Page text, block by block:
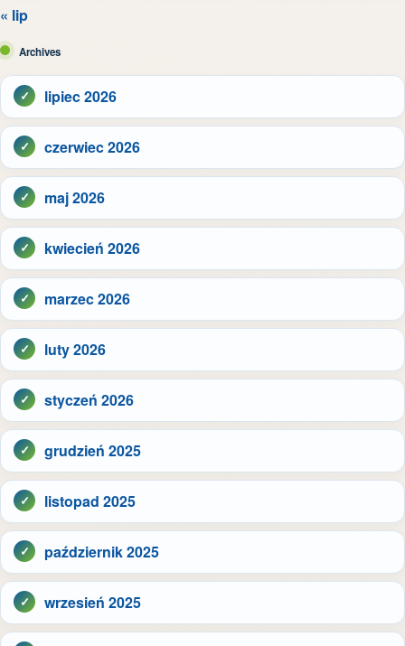
« lip
Archives
lipiec 2026
czerwiec 2026
maj 2026
kwiecień 2026
marzec 2026
luty 2026
styczeń 2026
grudzień 2025
listopad 2025
październik 2025
wrzesień 2025